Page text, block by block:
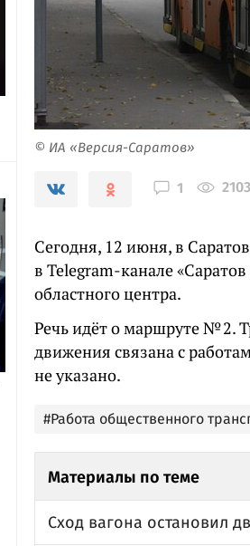
© ИА «Версия-Саратов»
1 2103
Сегодня, 12 июня, в
в Telegram-канале
областного центра.
Речь идёт о маршруте № 2.
движения связана с
не указано.
#Работа общественного
Материалы по теме
Сход вагона остановил